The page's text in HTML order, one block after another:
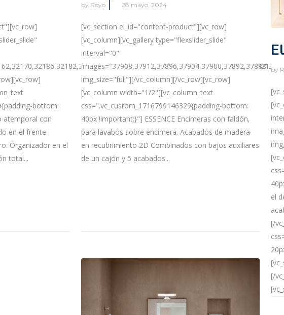
bottom:
atemporal con
en el frente.
Organizador en el
total...
by Royo 28 mayo, 2024
[vc_section el_id="content-product"][vc_row]
[vc_column][vc_gallery type="flexslider_slide"
interval="0"
img_size="full"][/vc_column][/vc_row][vc_row]
[vc_column width="1/2"][vc_column_text
css=".vc_custom_1716799146329{padding-bottom:
40px !important;}"] ESSENCE Encimeras con faldón,
para lavabos sobre encimera. Acabados de madera
en recubrimiento 2D Combinados con bajos auxiliares
de un cajón y 5 acabados...
by
el
[/
[/